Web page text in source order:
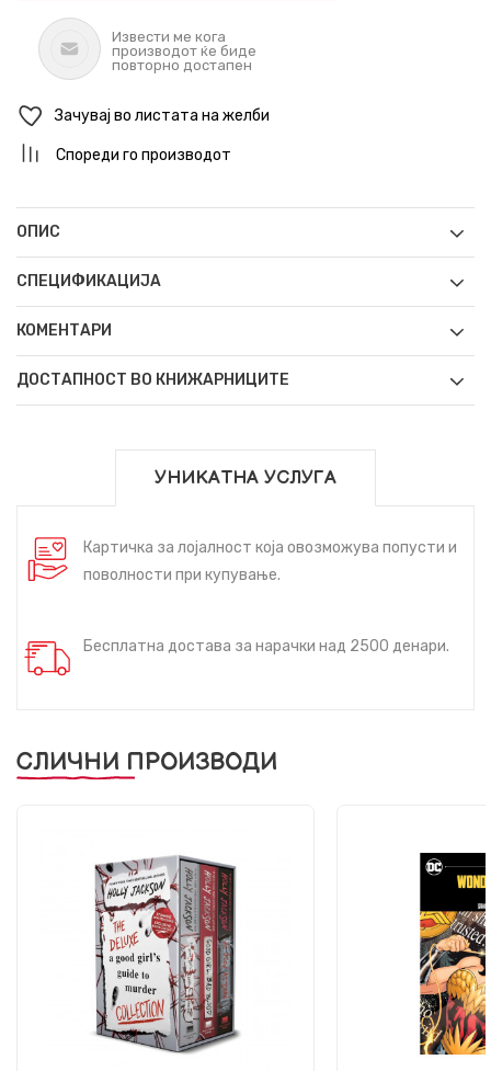
Извести ме кога
производот ќе биде
повторно достапен
Зачувај во листата на желби
Спореди го производот
ОПИС
СПЕЦИФИКАЦИЈА
КОМЕНТАРИ
ДОСТАПНОСТ ВО КНИЖАРНИЦИТЕ
УНИКАТНА УСЛУГА
Картичка за лојалност која овозможува попусти и
поволности при купување.
Бесплатна достава за нарачки над 2500 денари.
СЛИЧНИ ПРОИЗВОДИ